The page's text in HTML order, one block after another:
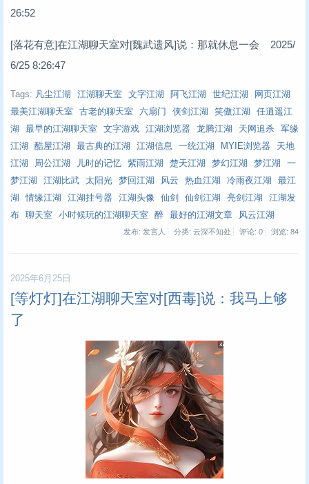
26:52
[落花有意]在江湖聊天室对[魏武遗风]说：那就休息一会 2025/
6/25 8:26:47
Tags: 凡尘江湖 江湖聊天室 文字江湖 阿飞江湖 世纪江湖
网页江湖
最美江湖聊天室
古老的聊天室 六扇门 侠剑江湖 笑傲江湖
任逍遥江
湖
最早的江湖聊天室 文字游戏 江湖浏览器 龙腾江湖 天网追杀
军缘
江湖
酷屋江湖 最古典的江湖 江湖信息 一统江湖 MYIE浏览器
天地
江湖
周公江湖 儿时的记忆 紫雨江湖 楚天江湖 梦幻江湖 梦江湖
一
梦江湖
江湖比武 太阳光 梦回江湖 风云 热血江湖 冷雨夜江湖
最江
湖
情缘江湖 江湖挂号器 江湖头像 仙剑 仙剑江湖 亮剑江湖
江湖发
布
聊天室 小时候玩的江湖聊天室 醉 最好的江湖文章 风云江湖
发布: 发言人 分类: 云深不知处 评论: 0 浏览: 84
2025年6月25日
[等灯灯]在江湖聊天室对[西毒]说：我马上够
了